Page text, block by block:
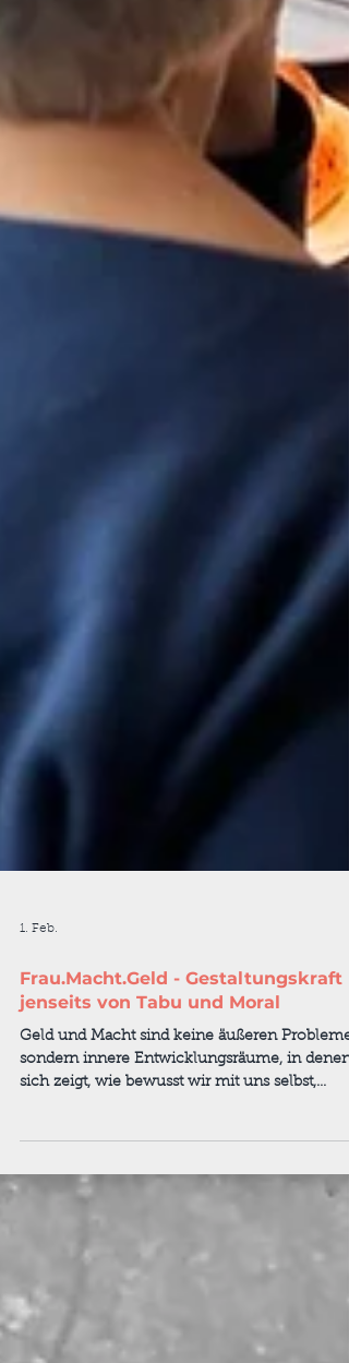
1. Feb.
Frau.Macht.Geld - Gestaltungskraft
jenseits von Tabu und Moral
sondern innere Entwicklungsräume, in denen